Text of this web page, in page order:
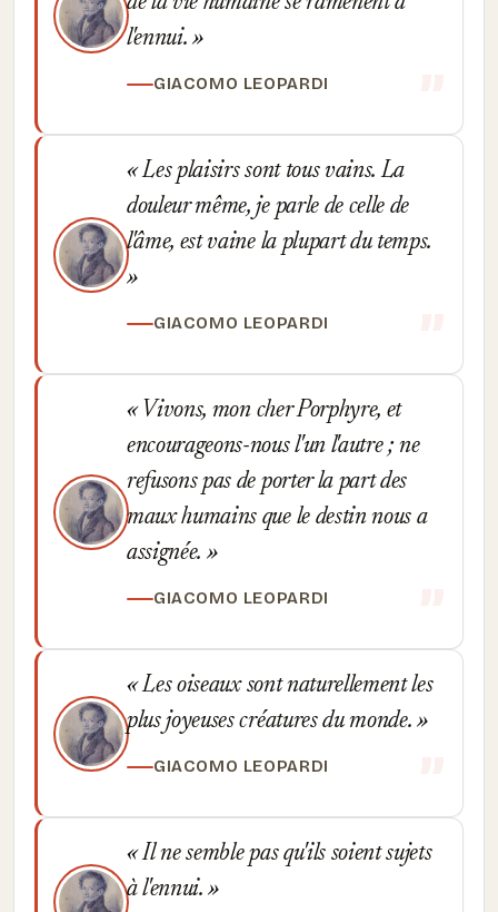
l'ennui.
GIACOMO LEOPARDI
Les plaisirs sont tous vains. La
douleur même, je parle de celle de
l'âme, est vaine la plupart du temps.
GIACOMO LEOPARDI
Vivons, mon cher Porphyre, et
encourageons-nous l'un l'autre ; ne
refusons pas de porter la part des
maux humains que le destin nous a
assignée.
GIACOMO LEOPARDI
Les oiseaux sont naturellement les
plus joyeuses créatures du monde.
GIACOMO LEOPARDI
Il ne semble pas qu'ils soient sujets
à l'ennui.